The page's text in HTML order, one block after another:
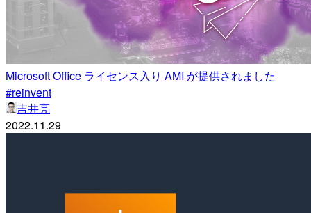
Microsoft Office ライセンス入り AMI が提供されました
#reinvent
吉井亮
2022.11.29